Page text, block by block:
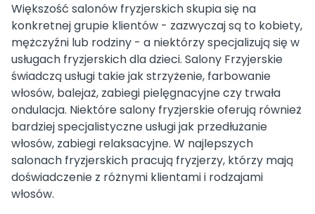
Większość salonów fryzjerskich skupia się na
konkretnej grupie klientów - zazwyczaj są to kobiety,
mężczyźni lub rodziny - a niektórzy specjalizują się w
usługach fryzjerskich dla dzieci. Salony Frzyjerskie
świadczą usługi takie jak strzyżenie, farbowanie
włosów, balejaż, zabiegi pielęgnacyjne czy trwała
ondulacja. Niektóre salony fryzjerskie oferują również
bardziej specjalistyczne usługi jak przedłużanie
włosów, zabiegi relaksacyjne. W najlepszych
salonach fryzjerskich pracują fryzjerzy, którzy mają
doświadczenie z różnymi klientami i rodzajami
włosów.